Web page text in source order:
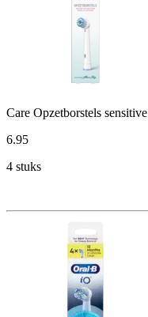
Care Opzetborstels sensitive
6.95
4 stuks